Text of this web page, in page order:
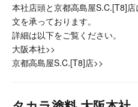
本社店頭と京都高島屋S.C.[T8]
文を承っております。
詳細は以下をご覧ください。
大阪本社>>
京都高島屋S.C.[T8]店>>